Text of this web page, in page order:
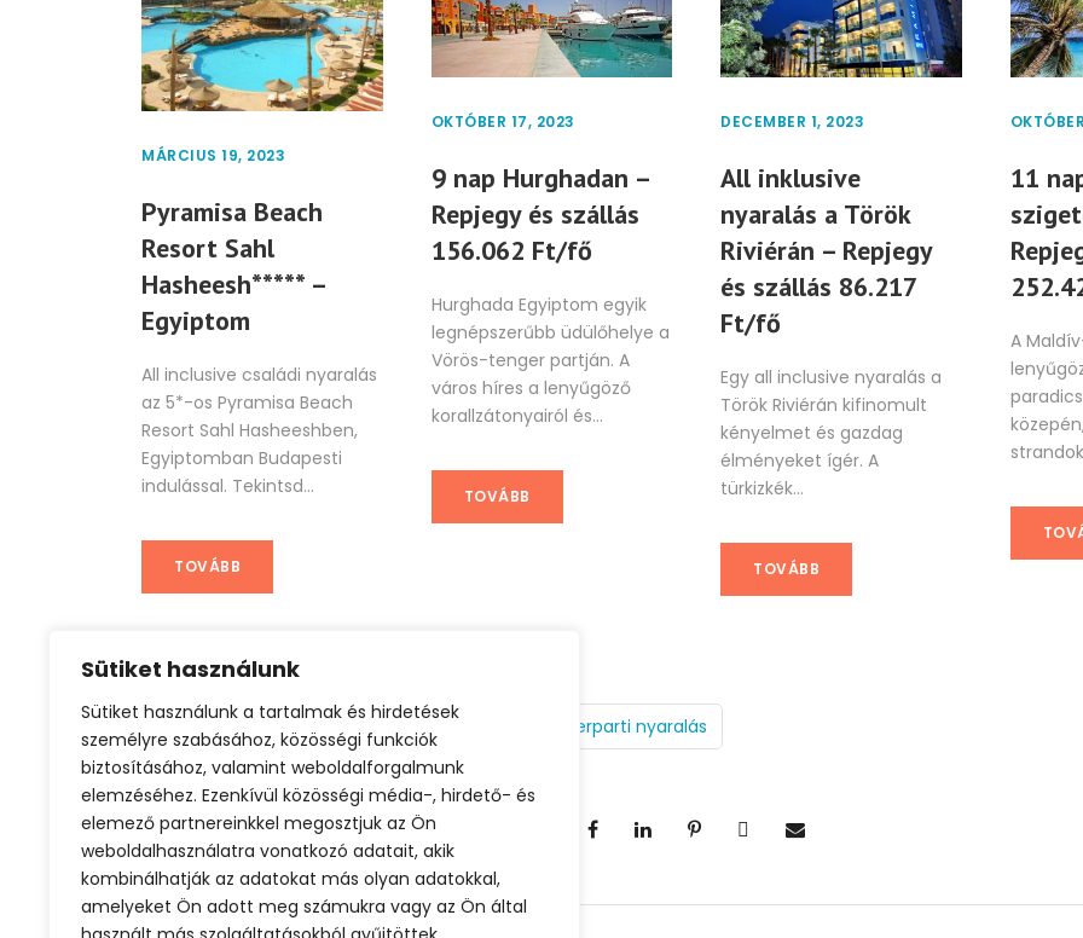
Sütiket használunk
Sütiket használunk a tartalmak és hirdetések
személyre szabásához, közösségi funkciók
biztosításához, valamint weboldalforgalmunk
elemzéséhez. Ezenkívül közösségi média-, hirdető- és
elemező partnereinkkel megosztjuk az Ön
weboldalhasználatra vonatkozó adatait, akik
kombinálhatják az adatokat más olyan adatokkal,
amelyeket Ön adott meg számukra vagy az Ön által
MÁRCIUS 19, 2023
Pyramisa Beach
Resort Sahl
Hasheesh***** –
Egyiptom
All inclusive családi nyaralás
az 5*-os Pyramisa Beach
Resort Sahl Hasheeshben,
Egyiptomban Budapesti
indulással. Tekintsd...
TOVÁBB
OKTÓBER 17, 2023
9 nap Hurghadan –
Repjegy és szállás
156.062 Ft/fő
Hurghada Egyiptom egyik
legnépszerűbb üdülőhelye a
Vörös-tenger partján. A
város híres a lenyűgöző
korallzátonyairól és...
TOVÁBB
DECEMBER 1, 2023
All inklusive
nyaralás a Török
Riviérán – Repjegy
és szállás 86.217
Ft/fő
Egy all inclusive nyaralás a
Török Riviérán kifinomult
kényelmet és gazdag
élményeket ígér. A
türkizkék...
TOVÁBB
11
A
All inclusive nyaralás Olcsó repjegy Tengerparti nyaralás